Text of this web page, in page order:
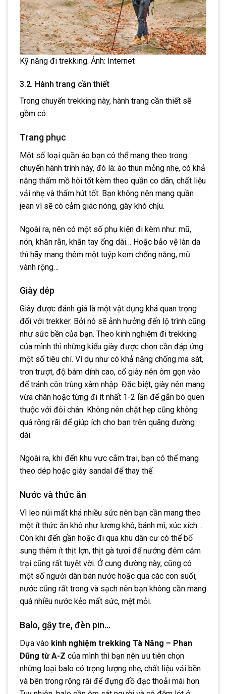
Kỹ năng đi trekking. Ảnh: Internet
3.2. Hành trang cần thiết
Trong chuyến trekking này, hành trang cần thiết sẽ
gồm có:
Trang phục
Một số loại quần áo bạn có thể mang theo trong
chuyến hành trình này, đó là: áo thun mỏng nhẹ, có khả
năng thấm mồ hôi tốt kèm theo quần co dãn, chất liệu
vải nhẹ và thấm hút tốt. Bạn không nên mang quần
jean vì sẽ có cảm giác nóng, gây khó chịu.
Ngoài ra, nên có một số phụ kiện đi kèm như: mũ,
nón, khăn rằn, khăn tay ống dài… Hoặc bảo vệ làn da
thì hãy mang thêm một tuýp kem chống nắng, mũ
vành rộng…
Giày dép
Giày được đánh giá là một vật dụng khá quan trọng
đối với trekker. Bởi nó sẽ ảnh hưởng đến lộ trình cũng
như sức bền của bạn. Theo kinh nghiệm đi trekking
của mình thì những kiểu giày được chọn cần đáp ứng
một số tiêu chí. Ví dụ như có khả năng chống ma sát,
trơn trượt, độ bám dính cao, cổ giày nên ôm gọn vào
để tránh côn trùng xâm nhập. Đặc biệt, giày nên mang
vừa chân hoặc từng đi ít nhất 1-2 lần để gắn bó quen
thuộc với đôi chân. Không nên chật hẹp cũng không
quá rộng rãi để giúp ích cho bạn trên quãng đường
dài.
Ngoài ra, khi đến khu vực cắm trại, bạn có thể mang
theo dép hoặc giày sandal để thay thế.
Nước và thức ăn
Vì leo núi mất khá nhiều sức nên bạn cần mang theo
một ít thức ăn khô như lương khô, bánh mì, xúc xích…
Còn khi đến gần hoặc đi qua khu dân cư có thể bổ
sung thêm ít thịt lợn, thịt gà tươi để nướng đêm cắm
trại cũng rất tuyệt vời. Ở cung đường này, cũng có
một số người dân bán nước hoặc qua các con suối,
nước cũng rất trong và sạch nên bạn không cần mang
quá nhiều nước kẻo mất sức, mệt mỏi.
Balo, gậy tre, đèn pin…
Dựa vào kinh nghiệm trekking Tà Năng – Phan
Dũng từ A-Z của mình thì bạn nên ưu tiên chọn
những loại balo có trọng lượng nhẹ, chất liệu vải bền
và bên trong rộng rãi để đựng đồ đạc thoải mái hơn.